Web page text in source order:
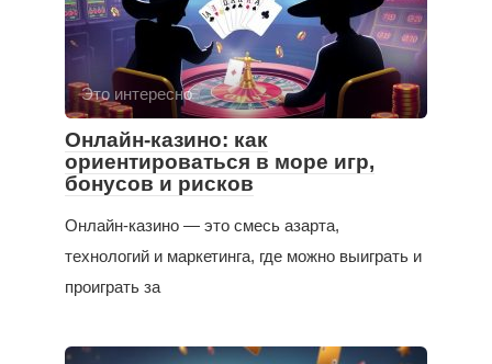
Это интересно
Онлайн-казино: как
ориентироваться в море игр,
бонусов и рисков
Онлайн-казино — это смесь азарта,
технологий и маркетинга, где можно выиграть и
проиграть за